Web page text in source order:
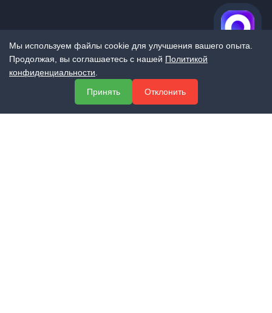
МЕНЮ
Мы используем файлы cookie для улучшения вашего опыта.
Продолжая, вы соглашаетесь с нашей Политикой
конфиденциальности
Принять
Отклонить